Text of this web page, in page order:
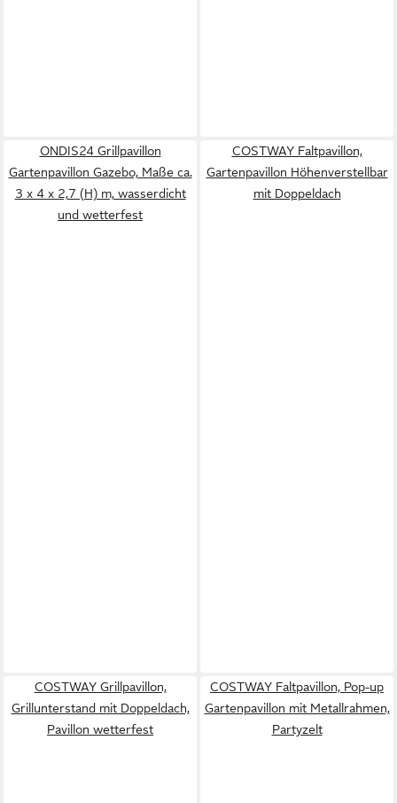
ONDIS24 Grillpavillon
Gartenpavillon Gazebo, Maße ca.
3 x 4 x 2,7 (H) m, wasserdicht
und wetterfest
COSTWAY Faltpavillon,
Gartenpavillon Höhenverstellbar
mit Doppeldach
COSTWAY Grillpavillon,
Grillunterstand mit Doppeldach,
Pavillon wetterfest
COSTWAY Faltpavillon, Pop-up
Gartenpavillon mit Metallrahmen,
Partyzelt